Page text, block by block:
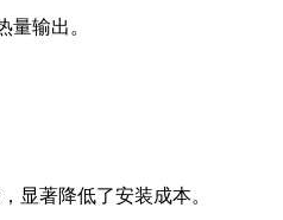
量输出。
显著降低了安装成本。